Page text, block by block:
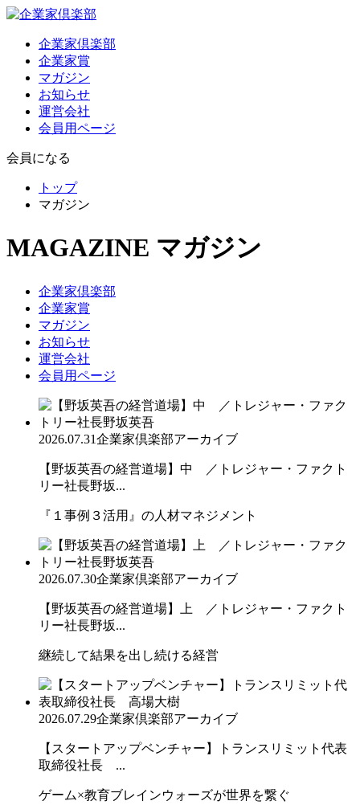
企業家倶楽部
企業家賞
マガジン
お知らせ
運営会社
会員用ページ
会員になる
トップ
マガジン
MAGAZINE マガジン
企業家倶楽部
企業家賞
マガジン
お知らせ
運営会社
会員用ページ
2026.07.31企業家倶楽部アーカイブ
【野坂英吾の経営道場】中 ／トレジャー・ファクト
リー社長野坂...
『１事例３活用』の人材マネジメント
2026.07.30企業家倶楽部アーカイブ
【野坂英吾の経営道場】上 ／トレジャー・ファクト
リー社長野坂...
継続して結果を出し続ける経営
2026.07.29企業家倶楽部アーカイブ
【スタートアップベンチャー】トランスリミット代表
取締役社長 ...
ゲーム×教育ブレインウォーズが世界を繋ぐ